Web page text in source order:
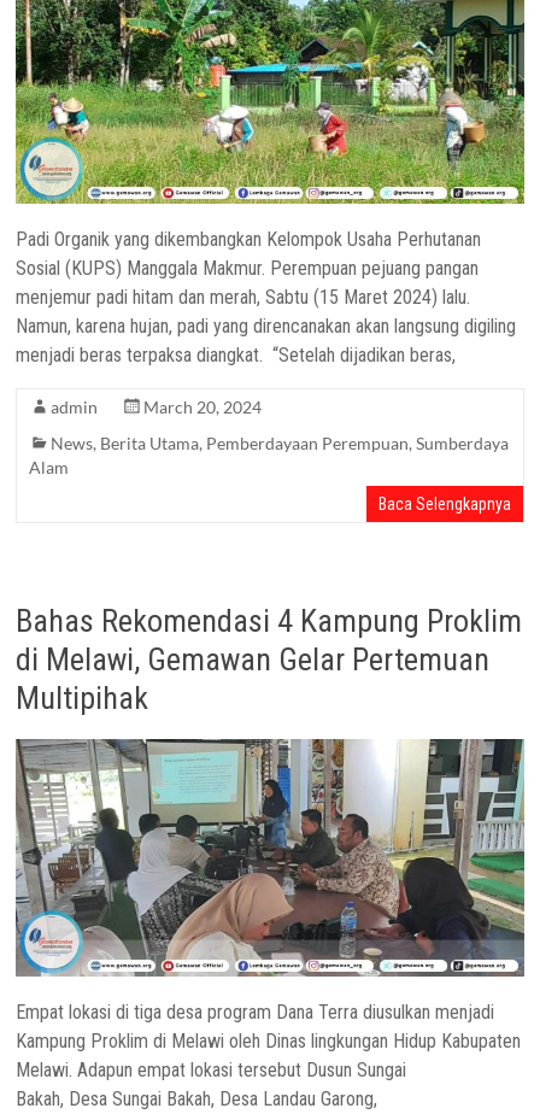
Padi Organik yang dikembangkan Kelompok Usaha Perhutanan
Sosial (KUPS) Manggala Makmur. Perempuan pejuang pangan
menjemur padi hitam dan merah, Sabtu (15 Maret 2024) lalu.
Namun, karena hujan, padi yang direncanakan akan langsung digiling
menjadi beras terpaksa diangkat. “Setelah dijadikan beras,
admin
March 20, 2024
News, Berita Utama, Pemberdayaan Perempuan,Sumberdaya
Alam
Baca Selengkapnya
Bahas Rekomendasi 4 Kampung Proklim
di Melawi, Gemawan Gelar Pertemuan
Multipihak
Empat lokasi di tiga desa program Dana Terra diusulkan menjadi
Kampung Proklim di Melawi oleh Dinas lingkungan Hidup Kabupaten
Melawi. Adapun empat lokasi tersebut Dusun Sungai
Bakah, Desa Sungai Bakah, Desa Landau Garong,